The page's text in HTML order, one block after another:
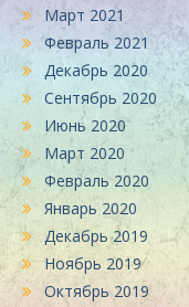
Март 2021
Февраль 2021
Декабрь 2020
Сентябрь 2020
Июнь 2020
Март 2020
Февраль 2020
Январь 2020
Декабрь 2019
Ноябрь 2019
Октябрь 2019